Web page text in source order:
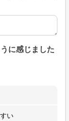
ればご記入くだ
に感じました
い